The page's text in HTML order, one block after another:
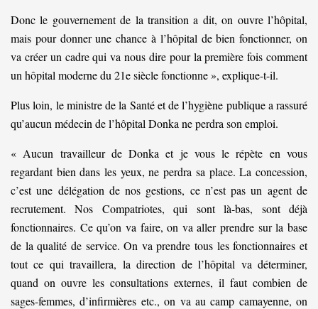
Donc le gouvernement de la transition a dit, on ouvre l’hôpital,
mais pour donner une chance à l’hôpital de bien fonctionner, on
va créer un cadre qui va nous dire pour la première fois comment
un hôpital moderne du 21e siècle fonctionne », explique-t-il.
Plus loin, le ministre de la Santé et de l’hygiène publique a rassuré
qu’aucun médecin de l’hôpital Donka ne perdra son emploi.
« Aucun travailleur de Donka et je vous le répète en vous
regardant bien dans les yeux, ne perdra sa place. La concession,
c’est une délégation de nos gestions, ce n’est pas un agent de
recrutement. Nos Compatriotes, qui sont là-bas, sont déjà
fonctionnaires. Ce qu’on va faire, on va aller prendre sur la base
de la qualité de service. On va prendre tous les fonctionnaires et
tout ce qui travaillera, la direction de l’hôpital va déterminer,
quand on ouvre les consultations externes, il faut combien de
sages-femmes, d’infirmières etc., on va au camp camayenne, on